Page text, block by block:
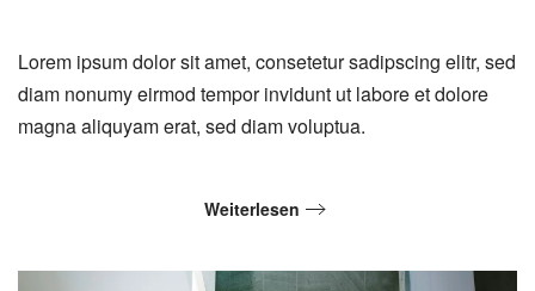
Lorem ipsum dolor sit amet, consetetur sadipscing elitr, sed
diam nonumy eirmod tempor invidunt ut labore et dolore
magna aliquyam erat, sed diam voluptua.
Weiterlesen